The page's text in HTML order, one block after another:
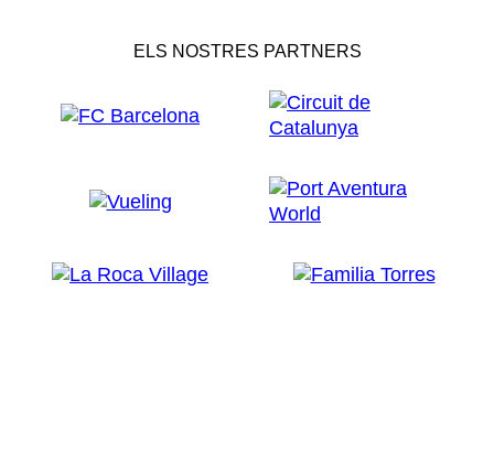
ELS NOSTRES PARTNERS